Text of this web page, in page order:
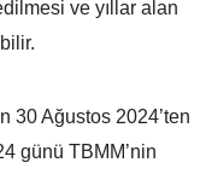
ve yıllar alan
30 Ağustos 2024’ten
günü TBMM’nin